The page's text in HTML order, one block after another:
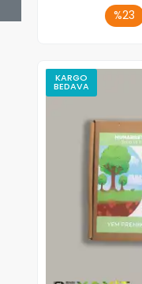
%23
KARGO
BEDAVA